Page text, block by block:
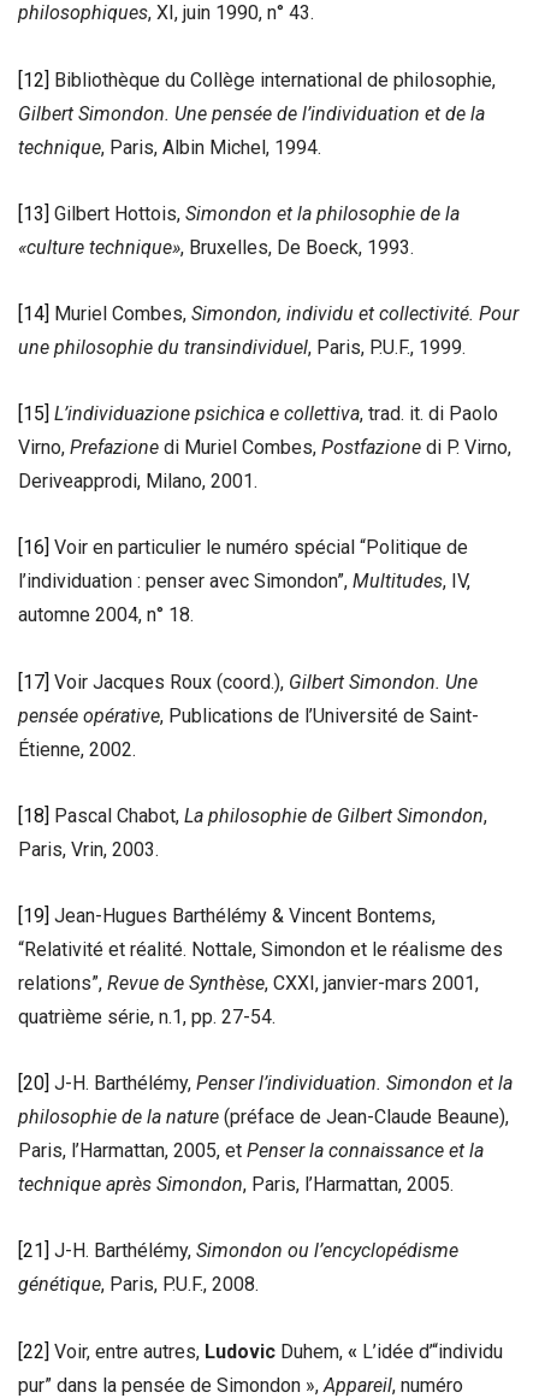
philosophiques, XI, juin 1990, n° 43.
[12] Bibliothèque du Collège international de philosophie,
Gilbert Simondon. Une pensée de l’individuation et de la
technique, Paris, Albin Michel, 1994.
[13] Gilbert Hottois, Simondon et la philosophie de la
«culture technique», Bruxelles, De Boeck, 1993.
[14] Muriel Combes, Simondon, individu et collectivité. Pour
une philosophie du transindividuel, Paris, P.U.F., 1999.
[15] L’individuazione psichica e collettiva, trad. it. di Paolo
Virno, Prefazione di Muriel Combes, Postfazione di P. Virno,
Deriveapprodi, Milano, 2001.
[16] Voir en particulier le numéro spécial “Politique de
l’individuation : penser avec Simondon”, Multitudes, IV,
automne 2004, n° 18.
[17] Voir Jacques Roux (coord.), Gilbert Simondon. Une
pensée opérative, Publications de l’Université de Saint-
Étienne, 2002.
[18] Pascal Chabot, La philosophie de Gilbert Simondon,
Paris, Vrin, 2003.
[19] Jean-Hugues Barthélémy & Vincent Bontems,
“Relativité et réalité. Nottale, Simondon et le réalisme des
relations”, Revue de Synthèse, CXXI, janvier-mars 2001,
quatrième série, n.1, pp. 27-54.
[20] J-H. Barthélémy, Penser l’individuation. Simondon et la
philosophie de la nature (préface de Jean-Claude Beaune),
Paris, l’Harmattan, 2005, et Penser la connaissance et la
technique après Simondon, Paris, l’Harmattan, 2005.
[21] J-H. Barthélémy, Simondon ou l’encyclopédisme
génétique, Paris, P.U.F., 2008.
[22] Voir, entre autres, Ludovic Duhem, « L’idée d’“individu
pur” dans la pensée de Simondon », Appareil, numéro